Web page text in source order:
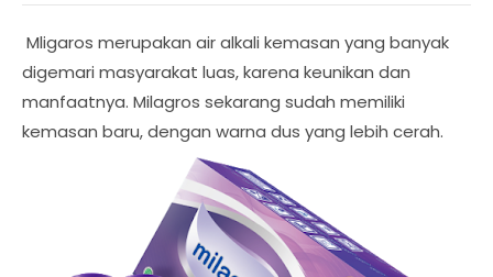
Mligaros merupakan air alkali kemasan yang banyak
digemari masyarakat luas, karena keunikan dan
manfaatnya. Milagros sekarang sudah memiliki
kemasan baru, dengan warna dus yang lebih cerah.